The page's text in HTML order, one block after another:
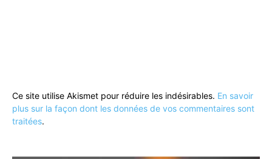
Ce site utilise Akismet pour réduire les indésirables. En savoir
plus sur la façon dont les données de vos commentaires sont
traitées.